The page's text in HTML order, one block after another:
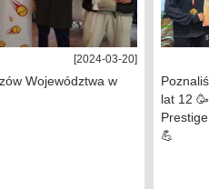
[2024-03-20]
Województwa w
lat 12
💪